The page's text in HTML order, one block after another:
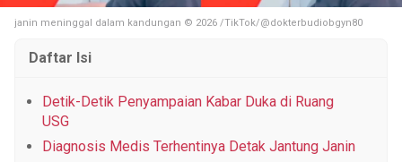
© 2026 Brilio.net KLY KapanLagi Youniverse All Right Reserved
janin meninggal dalam kandungan © 2026 /TikTok/@dokterbudiobgyn80
Daftar Isi
Detik-Detik Penyampaian Kabar Duka di Ruang
USG
Diagnosis Medis Terhentinya Detak Jantung Janin